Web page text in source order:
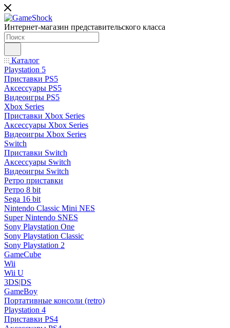
Интернет-магазин представительского класса
Каталог
Playstation 5
Приставки PS5
Аксессуары PS5
Видеоигры PS5
Xbox Series
Приставки Xbox Series
Аксессуары Xbox Series
Видеоигры Xbox Series
Switch
Приставки Switch
Аксессуары Switch
Видеоигры Switch
Ретро приставки
Ретро 8 bit
Sega 16 bit
Nintendo Classic Mini NES
Super Nintendo SNES
Sony Playstation One
Sony Playstation Classic
Sony Playstation 2
GameCube
Wii
Wii U
3DS|DS
GameBoy
Портативные консоли (retro)
Playstation 4
Приставки PS4